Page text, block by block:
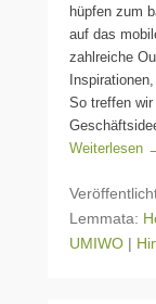
hüpfen zum
auf das
zahlreiche
So treffen
Weiterlesen
Lemmata:
UMIWO |